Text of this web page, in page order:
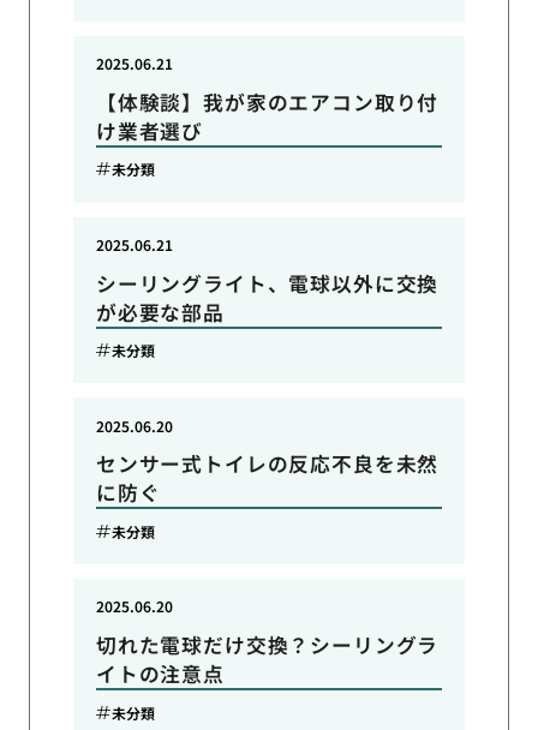
【体験談】我が家のエアコン取り付
け業者選び
2025.06.21
未分類
シーリングライト、電球以外に交換
が必要な部品
2025.06.21
未分類
センサー式トイレの反応不良を未然
に防ぐ
2025.06.20
未分類
切れた電球だけ交換？シーリングラ
イトの注意点
2025.06.20
未分類